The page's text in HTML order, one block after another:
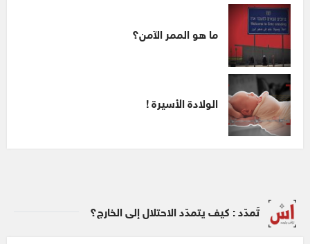
ما هو الممر الآمن؟
الولادة الأسيرة !
تَمدّد : كيف يتمدّد الاحتلال إلى الخارج؟